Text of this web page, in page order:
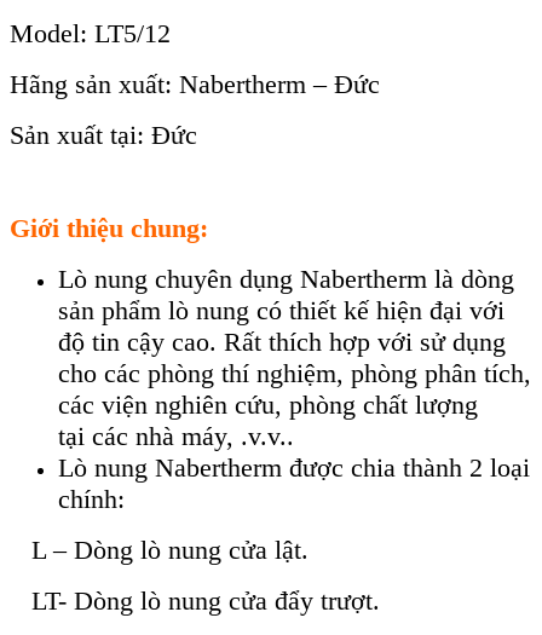
Model: LT5/12
Hãng sản xuất: Nabertherm – Đức
Sản xuất tại: Đức
Giới thiệu chung:
Lò nung chuyên dụng Nabertherm là dòng
sản phẩm lò nung có thiết kế hiện đại với
độ tin cậy cao. Rất thích hợp với sử dụng
cho các phòng thí nghiệm, phòng phân tích,
các viện nghiên cứu, phòng chất lượng
tại các nhà máy, .v.v..
Lò nung Nabertherm được chia thành 2 loại
chính:
L – Dòng lò nung cửa lật.
LT- Dòng lò nung cửa đẩy trượt.